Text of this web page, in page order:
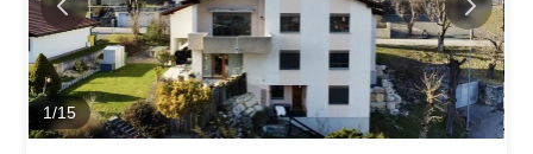
EN PPE – 150 M² Confort, volumes et luminosité
exceptionnelle MEILY Investissements Immobiliers vous
propose en exclusivité ce superbe appartement de
standing, situé dans un immeuble soigné avec ascenseur,
au sein d’un quartier calme et recherché. ? Situation
idéale À proximité immédiate des écoles, commerces et...
1/15